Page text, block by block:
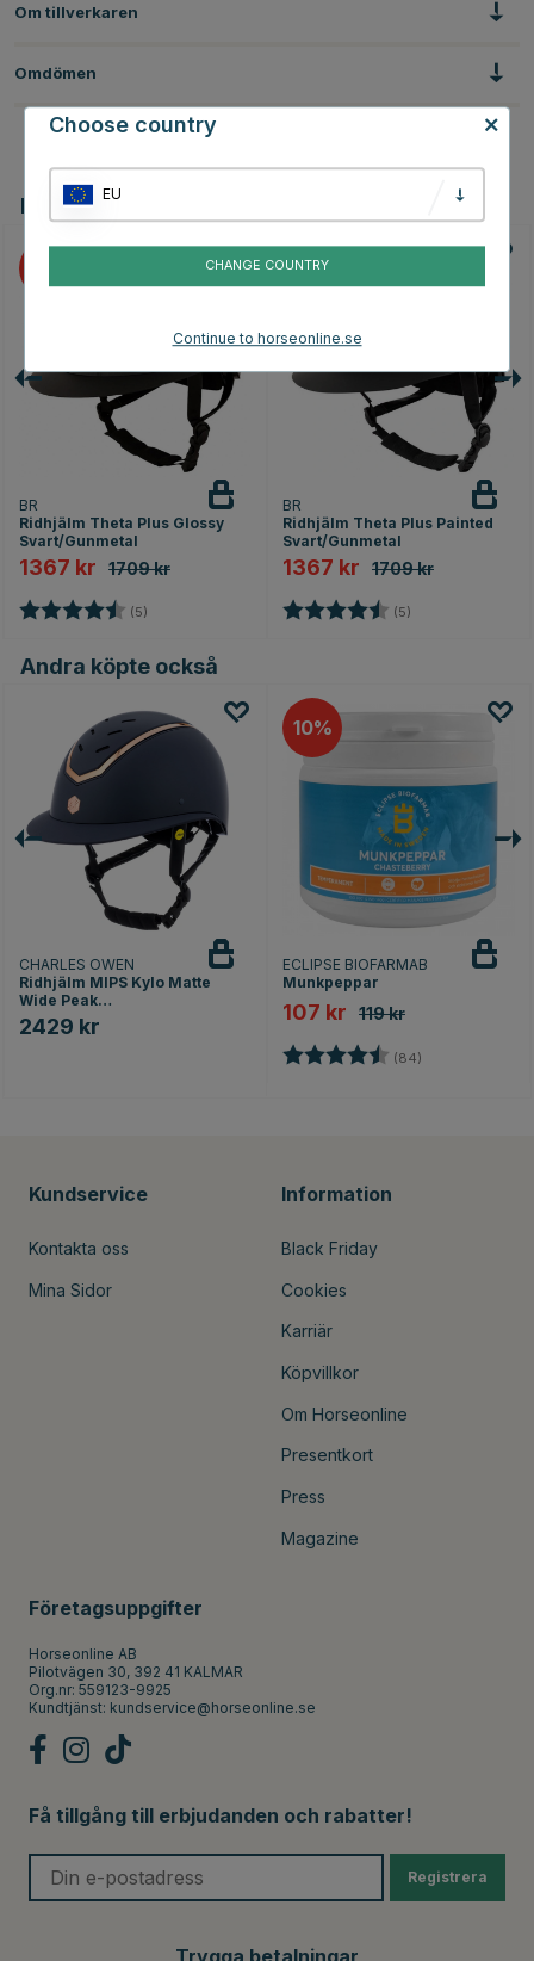
Om tillverkaren
Omdömen
Du kanske även är intresserad av
BR
Ridhjälm Theta Plus Glossy
Svart/Gunmetal
1367 kr 1709 kr
Betyg: (5)
20
BR
Ridhjälm Theta Plus Painted
Svart/Gunmetal
1367 kr 1709 kr
Betyg: (5)
Andra köpte också
CHARLES OWEN
Ridhjälm MIPS Kylo Matte
Wide Peak
Marinblå/Roséguld
2429 kr
10
ECLIPSE BIOFARMAB
Munkpeppar
107 kr 119 kr
Betyg: (84)
Kundservice
Kontakta oss
Mina Sidor
Information
Black Friday
Cookies
Karriär
Köpvillkor
Om Horseonline
Presentkort
Press
Magazine
Företagsuppgifter
Horseonline AB
Pilotvägen 30, 392 41 KALMAR
Org.nr: 559123-9925
Kundtjänst: kundservice@horseonline.se
Få tillgång till erbjudanden och rabatter!
Registrera
Trygga betalningar
Choose country
EU
CHANGE COUNTRY
Continue to horseonline.se